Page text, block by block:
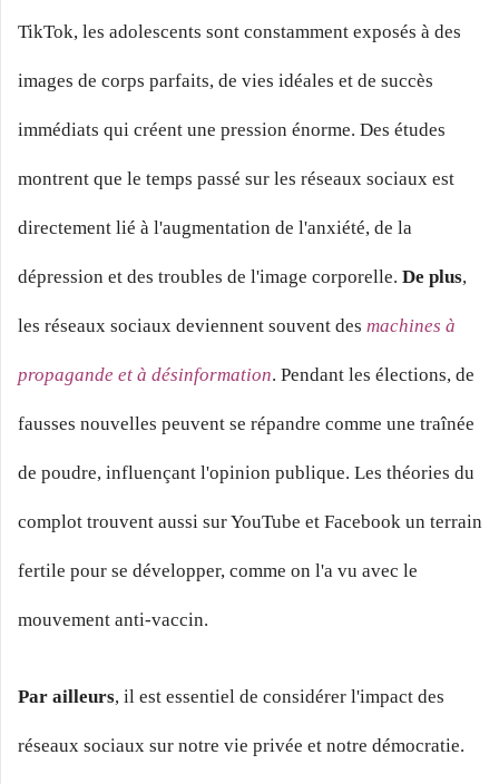
TikTok, les adolescents sont constamment exposés à des
images de corps parfaits, de vies idéales et de succès
immédiats qui créent une pression énorme. Des études
montrent que le temps passé sur les réseaux sociaux est
directement lié à l'augmentation de l'anxiété, de la
dépression et des troubles de l'image corporelle. De plus,
les réseaux sociaux deviennent souvent des machines à
propagande et à désinformation. Pendant les élections, de
fausses nouvelles peuvent se répandre comme une traînée
de poudre, influençant l'opinion publique. Les théories du
complot trouvent aussi sur YouTube et Facebook un terrain
fertile pour se développer, comme on l'a vu avec le
mouvement anti-vaccin.
Par ailleurs, il est essentiel de considérer l'impact des
réseaux sociaux sur notre vie privée et notre démocratie.